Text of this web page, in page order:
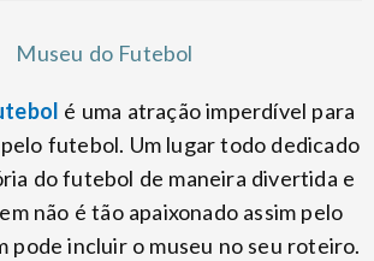
Museu do Futebol
é uma atração imperdível para
futebol. Um lugar todo dedicado
do futebol de maneira divertida e
não é tão apaixonado assim pelo
pode incluir o museu no seu roteiro.